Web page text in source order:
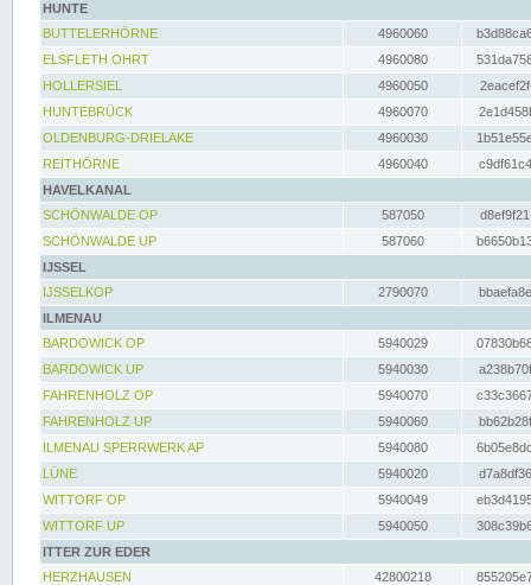
HUNTE
BUTTELERHÖRNE
4960060
ELSFLETH OHRT
4960080
HOLLERSIEL
4960050
HUNTEBRÜCK
4960070
OLDENBURG-DRIELAKE
4960030
REITHÖRNE
4960040
HAVELKANAL
SCHÖNWALDE OP
587050
SCHÖNWALDE UP
587060
IJSSEL
IJSSELKOP
2790070
ILMENAU
BARDOWICK OP
5940029
BARDOWICK UP
5940030
FAHRENHOLZ OP
5940070
FAHRENHOLZ UP
5940060
ILMENAU SPERRWERK AP
5940080
LÜNE
5940020
WITTORF OP
5940049
WITTORF UP
5940050
ITTER ZUR EDER
HERZHAUSEN
42800218